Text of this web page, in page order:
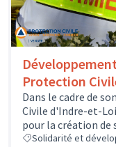
Protection
Dans le cadre de
Civile d'Indre-et-
pour la création de
Solidarité et